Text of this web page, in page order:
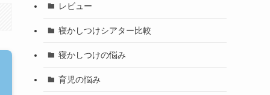
レビュー
寝かしつけシアター比較
寝かしつけの悩み
育児の悩み